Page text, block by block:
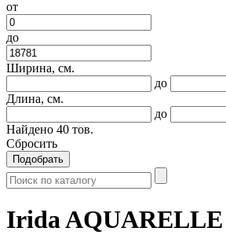
от
до
Ширина, см.
до
Длина, см.
до
Найдено 40 тов.
Сбросить
Подобрать
Irida AQUARELLE